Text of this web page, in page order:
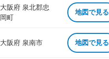
大阪府 泉北郡忠
岡町
地図で見る
大阪府 泉南市 地図で見る